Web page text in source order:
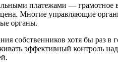
платежами — грамотное
Многие управляющие
органы.
собственников хотя бы раз
эффективный контроль